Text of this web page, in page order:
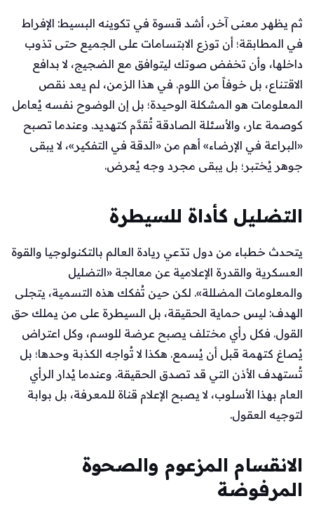
ثم يظهر معنى آخر، أشد قسوة في تكوينه البسيط: الإفراط
في المطابقة؛ أن توزع الابتسامات على الجميع حتى تذوب
داخلها، وأن تخفض صوتك ليتوافق مع الضجيج، لا بدافع
الاقتناع، بل خوفاً من اللوم. في هذا الزمن، لم يعد نقص
المعلومات هو المشكلة الوحيدة؛ بل إن الوضوح نفسه يُعامل
كوصمة عار، والأسئلة الصادقة تُقدَّم كتهديد. وعندما تصبح
«البراعة في الإرضاء» أهم من «الدقة في التفكير»، لا يبقى
جوهر يُختبر؛ بل يبقى مجرد وجه يُعرض.
التضليل كأداة للسيطرة
يتحدث خطباء من دول تدّعي ريادة العالم بالتكنولوجيا والقوة
العسكرية والقدرة الإعلامية عن معالجة «التضليل
والمعلومات المضللة». لكن حين تُفكك هذه التسمية، يتجلى
الهدف: ليس حماية الحقيقة، بل السيطرة على من يملك حق
القول. فكل رأي مختلف يصبح عرضة للوسم، وكل اعتراض
يُصاغ كتهمة قبل أن يُسمع. هكذا لا تُواجه الكذبة وحدها؛ بل
تُستهدف الأذن التي قد تصدق الحقيقة. وعندما يُدار الرأي
العام بهذا الأسلوب، لا يصبح الإعلام قناة للمعرفة، بل بوابة
لتوجيه العقول.
الانقسام المزعوم والصحوة
المرفوضة